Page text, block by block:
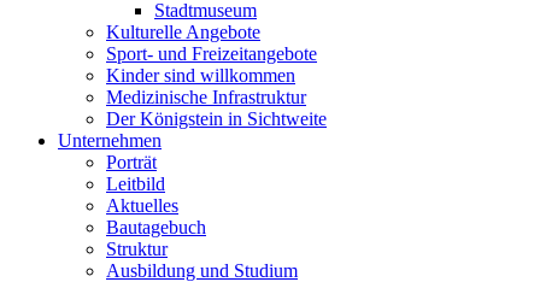
Stadtmuseum
Kulturelle Angebote
Sport- und Freizeitangebote
Kinder sind willkommen
Medizinische Infrastruktur
Der Königstein in Sichtweite
Unternehmen
Porträt
Leitbild
Aktuelles
Bautagebuch
Struktur
Ausbildung und Studium